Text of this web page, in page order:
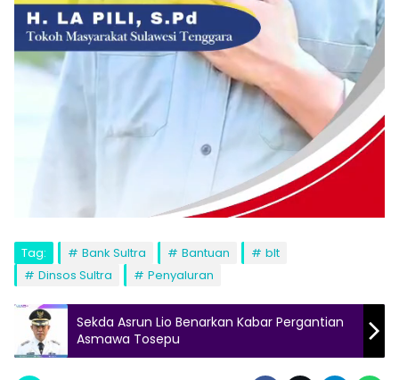
Tag: Bank Sultra Bantuan
blt
Dinsos Sultra
Penyaluran
Sekda Asrun Lio Benarkan Kabar Pergantian
Asmawa Tosepu